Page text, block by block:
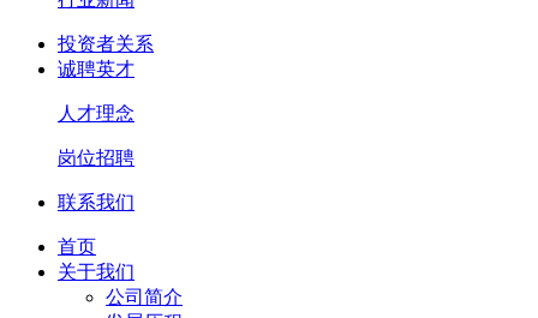
投资者关系
诚聘英才
人才理念
岗位招聘
联系我们
首页
关于我们
公司简介